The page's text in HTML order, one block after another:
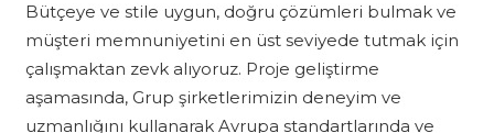
Bütçeye ve stile uygun, doğru çözümleri bulmak ve
müşteri memnuniyetini en üst seviyede tutmak için
çalışmaktan zevk alıyoruz. Proje geliştirme
aşamasında, Grup şirketlerimizin deneyim ve
uzmanlığını kullanarak Avrupa standartlarında ve